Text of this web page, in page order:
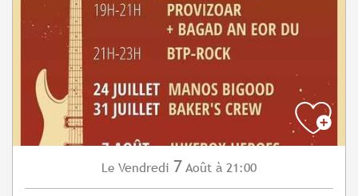
Le Vendredi 7 Août à 21:00